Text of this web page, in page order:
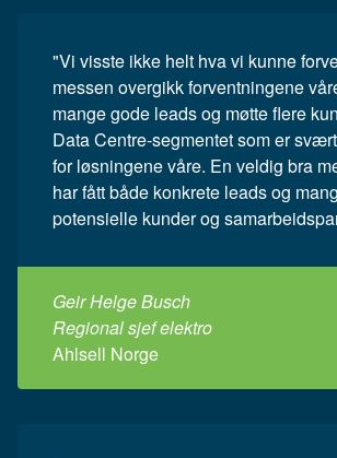
"Vi visste ikke helt hva vi kunne
messen overgikk forventningene
mange gode leads og møtte flere
Data Centre-segmentet som er
for løsningene våre. En veldig bra
har fått både konkrete leads og
potensielle kunder og
Geir Helge Busch
Regional sjef elektro
Ahlsell Norge